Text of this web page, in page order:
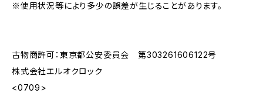
※使用状況等により多少の誤差が生じることがあります。
古物商許可：東京都公安委員会 第303261606122号
株式会社エルオクロック
<0709>